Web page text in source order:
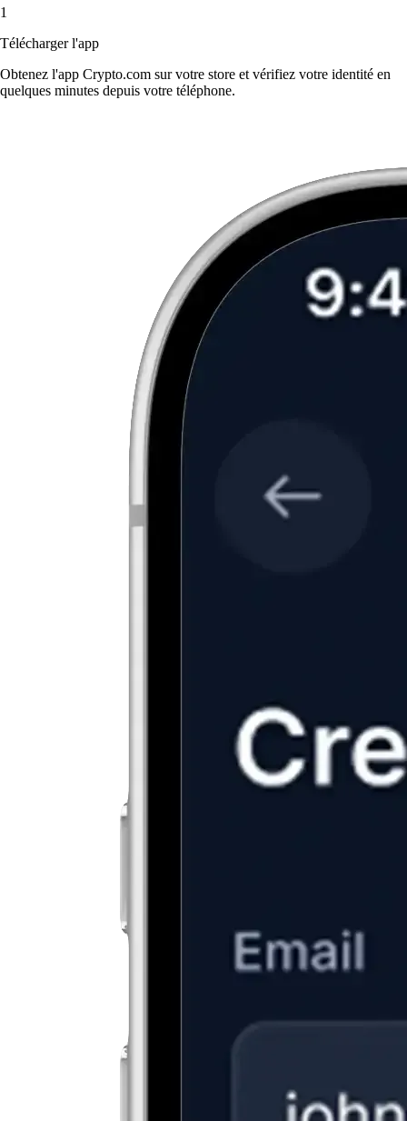
1
Télécharger l'app
Obtenez l'app Crypto.com sur votre store et vérifiez votre identité en
quelques minutes depuis votre téléphone.